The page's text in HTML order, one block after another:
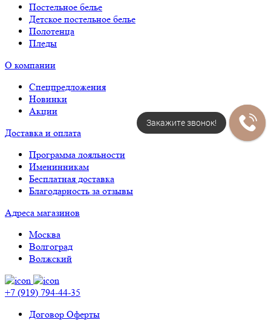
Постельное белье
Детское постельное белье
Полотенца
Пледы
О компании
Спецпредложения
Новинки
Акции
Доставка и оплата
Программа лояльности
Именинникам
Бесплатная доставка
Благодарность за отзывы
Адреса магазинов
Москва
Волгоград
Волжский
+7 (919) 794-44-35
Договор Оферты
Закажите звонок!